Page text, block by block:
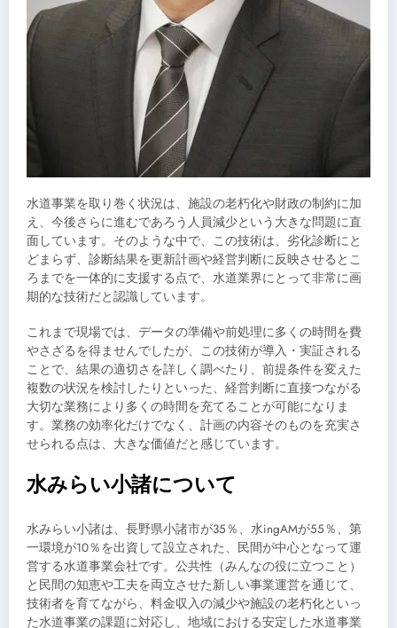
水道事業を取り巻く状況は、施設の老朽化や財政の制約に加
え、今後さらに進むであろう人員減少という大きな問題に直
面しています。そのような中で、この技術は、劣化診断にと
どまらず、診断結果を更新計画や経営判断に反映させるとこ
ろまでを一体的に支援する点で、水道業界にとって非常に画
期的な技術だと認識しています。
これまで現場では、データの準備や前処理に多くの時間を費
やさざるを得ませんでしたが、この技術が導入・実証される
ことで、結果の適切さを詳しく調べたり、前提条件を変えた
複数の状況を検討したりといった、経営判断に直接つながる
大切な業務により多くの時間を充てることが可能になりま
す。業務の効率化だけでなく、計画の内容そのものを充実さ
せられる点は、大きな価値だと感じています。
水みらい小諸について
水みらい小諸は、長野県小諸市が35％、水ingAMが55％、第
一環境が10％を出資して設立された、民間が中心となって運
営する水道事業会社です。公共性（みんなの役に立つこと）
と民間の知恵や工夫を両立させた新しい事業運営を通じて、
技術者を育てながら、料金収入の減少や施設の老朽化といっ
た水道事業の課題に対応し、地域における安定した水道事業